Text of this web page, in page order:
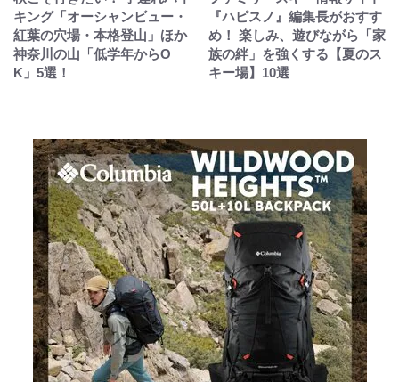
キング「オーシャンビュー・
紅葉の穴場・本格登山」ほか
神奈川の山「低学年からO
K」5選！
『ハピスノ』編集長がおすす
め！ 楽しみ、遊びながら「家
族の絆」を強くする【夏のス
キー場】10選